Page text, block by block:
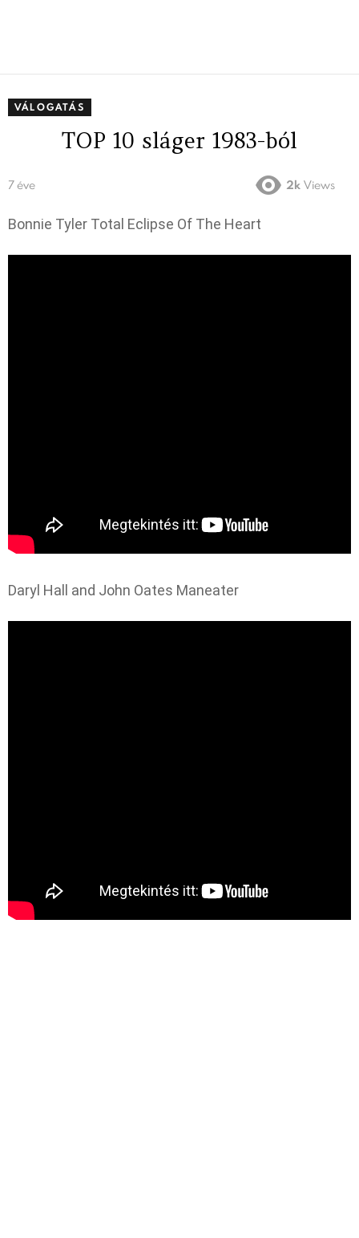
VÁLOGATÁS
TOP 10 sláger 1983-ból
7 éve 2k Views
Bonnie Tyler Total Eclipse Of The Heart
Daryl Hall and John Oates Maneater